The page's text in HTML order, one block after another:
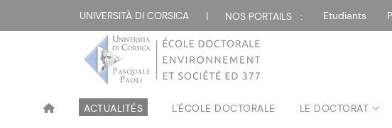
UNIVERSITÀ DI CORSICA | NOS PORTAILS : Etudiants
ACTUALITÉS L'ÉCOLE DOCTORALE LE DOCTORAT